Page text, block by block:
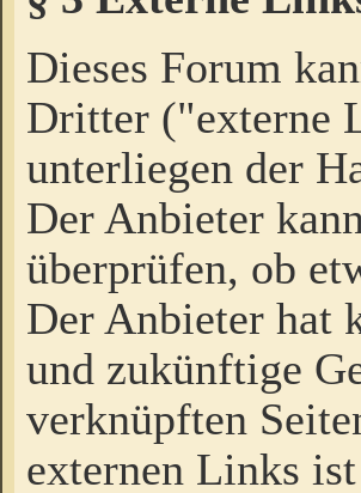
Dieses Forum
Dritter ("externe
unterliegen der
Der Anbieter
überprüfen, ob
Der Anbieter hat
und zukünftige
verknüpften
externen Links